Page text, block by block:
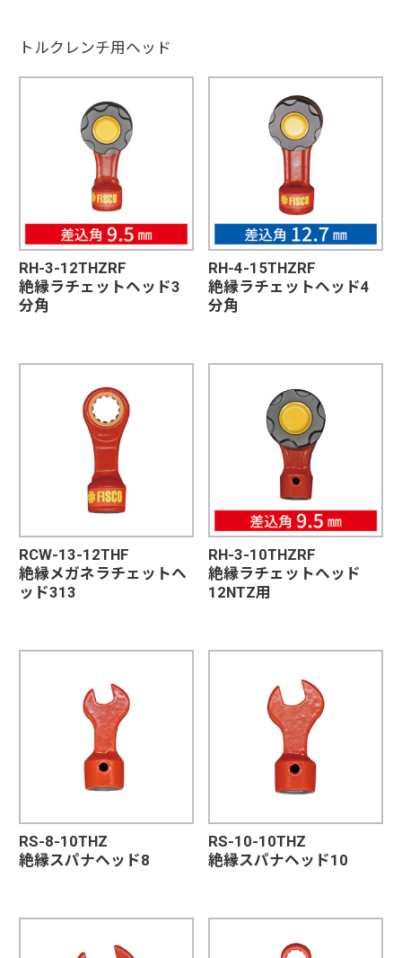
トルクレンチ用ヘッド
RH-3-12THZRF
絶縁ラチェットヘッド3
分角
RH-4-15THZRF
絶縁ラチェットヘッド4
分角
RCW-13-12THF
絶縁メガネラチェットヘ
ッド313
RH-3-10THZRF
絶縁ラチェットヘッド
12NTZ用
RS-8-10THZ
絶縁スパナヘッド8
RS-10-10THZ
絶縁スパナヘッド10